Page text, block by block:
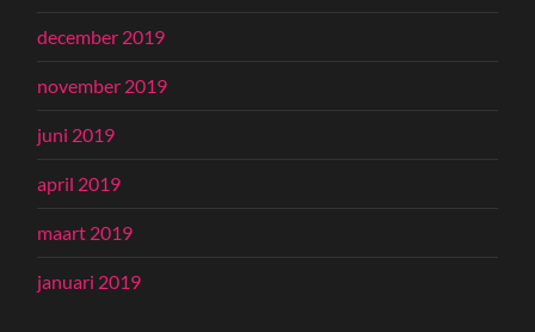
december 2019
november 2019
juni 2019
april 2019
maart 2019
januari 2019